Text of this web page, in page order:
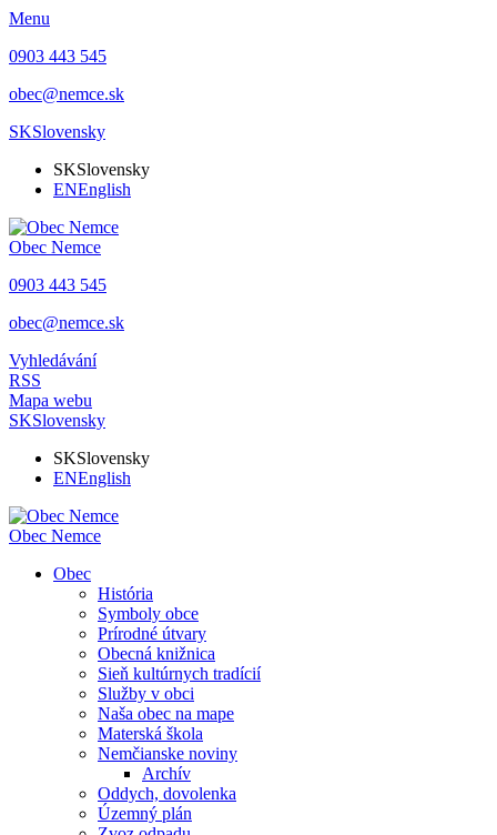
Menu
0903 443 545
obec@nemce.sk
SKSlovensky
SKSlovensky
ENEnglish
Obec Nemce
0903 443 545
obec@nemce.sk
Vyhledávání
RSS
Mapa webu
SKSlovensky
SKSlovensky
ENEnglish
Obec Nemce
Obec
História
Symboly obce
Prírodné útvary
Obecná knižnica
Sieň kultúrnych tradícií
Služby v obci
Naša obec na mape
Materská škola
Nemčianske noviny
Archív
Oddych, dovolenka
Územný plán